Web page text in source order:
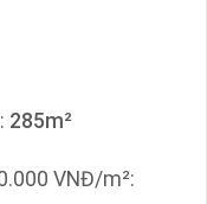
285m²
VNĐ/m²: